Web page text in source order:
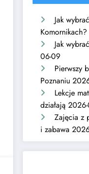
Jak
Komornikach?
Jak
06-09
Pierwszy
Poznaniu
Lekcje
działają
Zajęcia z
i zabawa